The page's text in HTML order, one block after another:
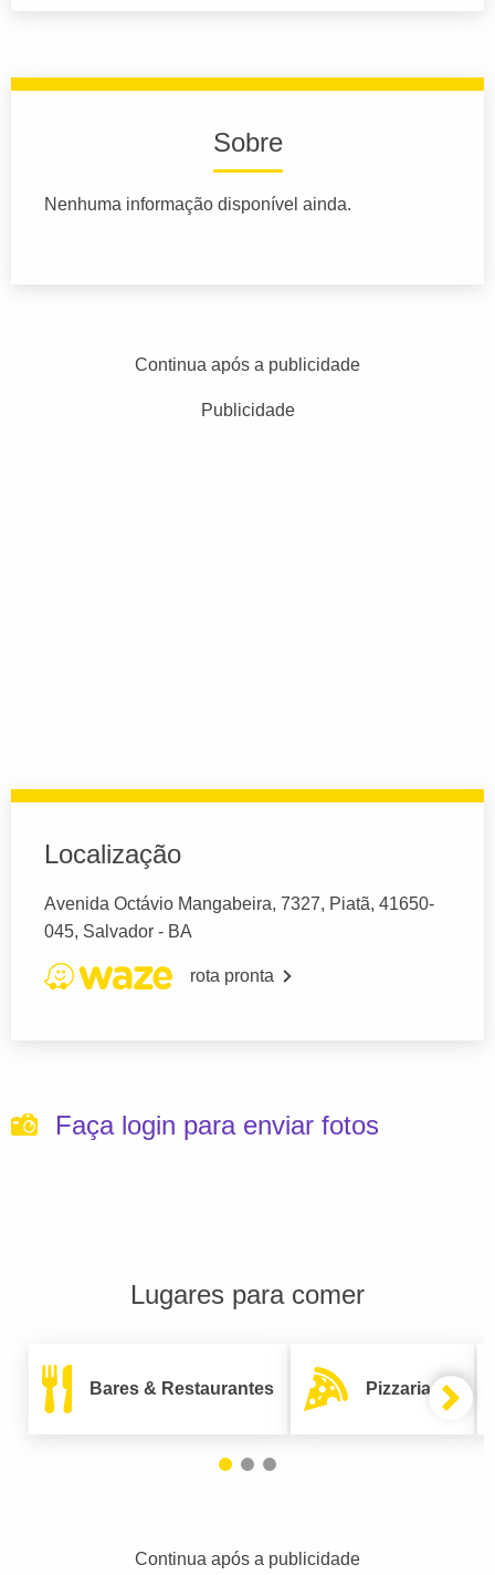
Sobre
Nenhuma informação disponível ainda.
Continua após a publicidade
Publicidade
Localização
Avenida Octávio Mangabeira, 7327, Piatã, 41650-
045, Salvador - BA
rota pronta
Faça login para enviar fotos
Lugares para comer
Bares & Restaurantes Pizzarias
Continua após a publicidade